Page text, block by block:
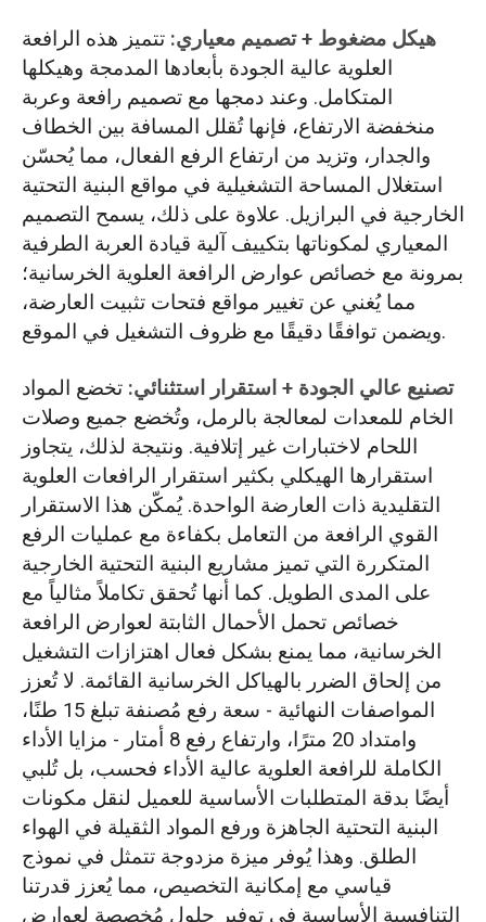
هيكل مضغوط + تصميم معياري: تتميز هذه الرافعة
العلوية عالية الجودة بأبعادها المدمجة وهيكلها
المتكامل. وعند دمجها مع تصميم رافعة وعربة
منخفضة الارتفاع، فإنها تُقلل المسافة بين الخطاف
والجدار، وتزيد من ارتفاع الرفع الفعال، مما يُحسّن
استغلال المساحة التشغيلية في مواقع البنية التحتية
الخارجية في البرازيل. علاوة على ذلك، يسمح التصميم
المعياري لمكوناتها بتكييف آلية قيادة العربة الطرفية
بمرونة مع خصائص عوارض الرافعة العلوية الخرسانية؛
مما يُغني عن تغيير مواقع فتحات تثبيت العارضة،
ويضمن توافقًا دقيقًا مع ظروف التشغيل في الموقع.
تصنيع عالي الجودة + استقرار استثنائي: تخضع المواد
الخام للمعدات لمعالجة بالرمل، وتُخضع جميع وصلات
اللحام لاختبارات غير إتلافية. ونتيجة لذلك، يتجاوز
استقرارها الهيكلي بكثير استقرار الرافعات العلوية
التقليدية ذات العارضة الواحدة. يُمكّن هذا الاستقرار
القوي الرافعة من التعامل بكفاءة مع عمليات الرفع
المتكررة التي تميز مشاريع البنية التحتية الخارجية
على المدى الطويل. كما أنها تُحقق تكاملاً مثالياً مع
خصائص تحمل الأحمال الثابتة لعوارض الرافعة
الخرسانية، مما يمنع بشكل فعال اهتزازات التشغيل
من إلحاق الضرر بالهياكل الخرسانية القائمة. لا تُعزز
المواصفات النهائية - سعة رفع مُصنفة تبلغ 15 طنًا،
وامتداد 20 مترًا، وارتفاع رفع 8 أمتار - مزايا الأداء
الكاملة للرافعة العلوية عالية الأداء فحسب، بل تُلبي
أيضًا بدقة المتطلبات الأساسية للعميل لنقل مكونات
البنية التحتية الجاهزة ورفع المواد الثقيلة في الهواء
الطلق. وهذا يُوفر ميزة مزدوجة تتمثل في نموذج
قياسي مع إمكانية التخصيص، مما يُعزز قدرتنا
التنافسية الأساسية في توفير حلول مُخصصة لعوارض